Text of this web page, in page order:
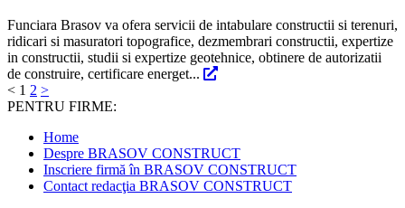
Funciara Brasov va ofera servicii de intabulare constructii si terenuri,
ridicari si masuratori topografice, dezmembrari constructii, expertize
in constructii, studii si expertize geotehnice, obtinere de autorizatii
de construire, certificare energet...
< 1 2 >
PENTRU FIRME:
Home
Despre BRASOV CONSTRUCT
Inscriere firmă în BRASOV CONSTRUCT
Contact redacţia BRASOV CONSTRUCT